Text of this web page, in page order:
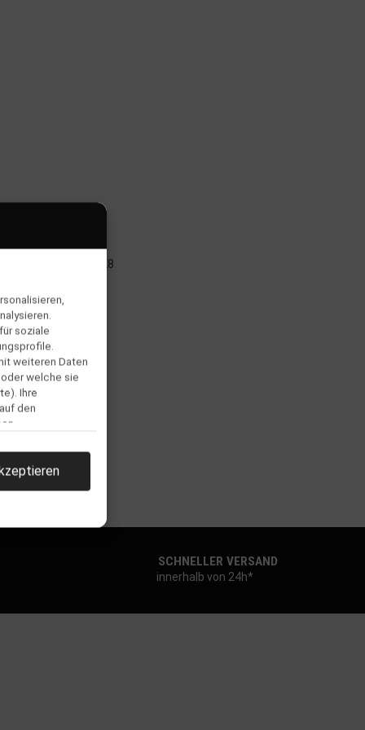
MK8
Mustard
79,99 €
SCHNELLER VERSAND
innerhalb von 24h*
soziale
weiteren Daten
welche sie
Ihre
den